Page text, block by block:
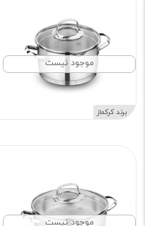
موجود نیست
برند کرکماز
موجود نیست